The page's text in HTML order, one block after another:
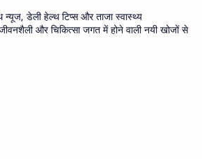
न्यूज, डेली हेल्थ टिप्स और ताजा स्वास्थ्य
और चिकित्सा जगत में होने वाली नयी खोजों से